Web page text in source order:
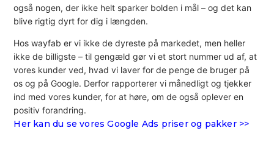
også nogen, der ikke helt sparker bolden i mål – og det kan
blive rigtig dyrt for dig i længden.
Hos wayfab er vi ikke de dyreste på markedet, men heller
ikke de billigste – til gengæld gør vi et stort nummer ud af, at
vores kunder ved, hvad vi laver for de penge de bruger på
os og på Google. Derfor rapporterer vi månedligt og tjekker
ind med vores kunder, for at høre, om de også oplever en
positiv forandring.
Her kan du se vores Google Ads priser og pakker >>